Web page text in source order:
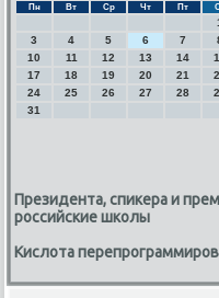
Пн Вт Ср Чт Пт
3
4 5 6 7
10
11 12 13 14
17
18 19 20 21
24
25 26 27 28
31
Президента, спикера и
российские школы
Кислота